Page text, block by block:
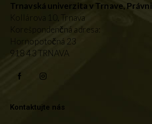
Trnavská univerzita v Trnave,
Kollárova 10, Trnava
Korešpondenčná adresa:
Hornopotočná 23
918 43 TRNAVA
Kontaktujte nás